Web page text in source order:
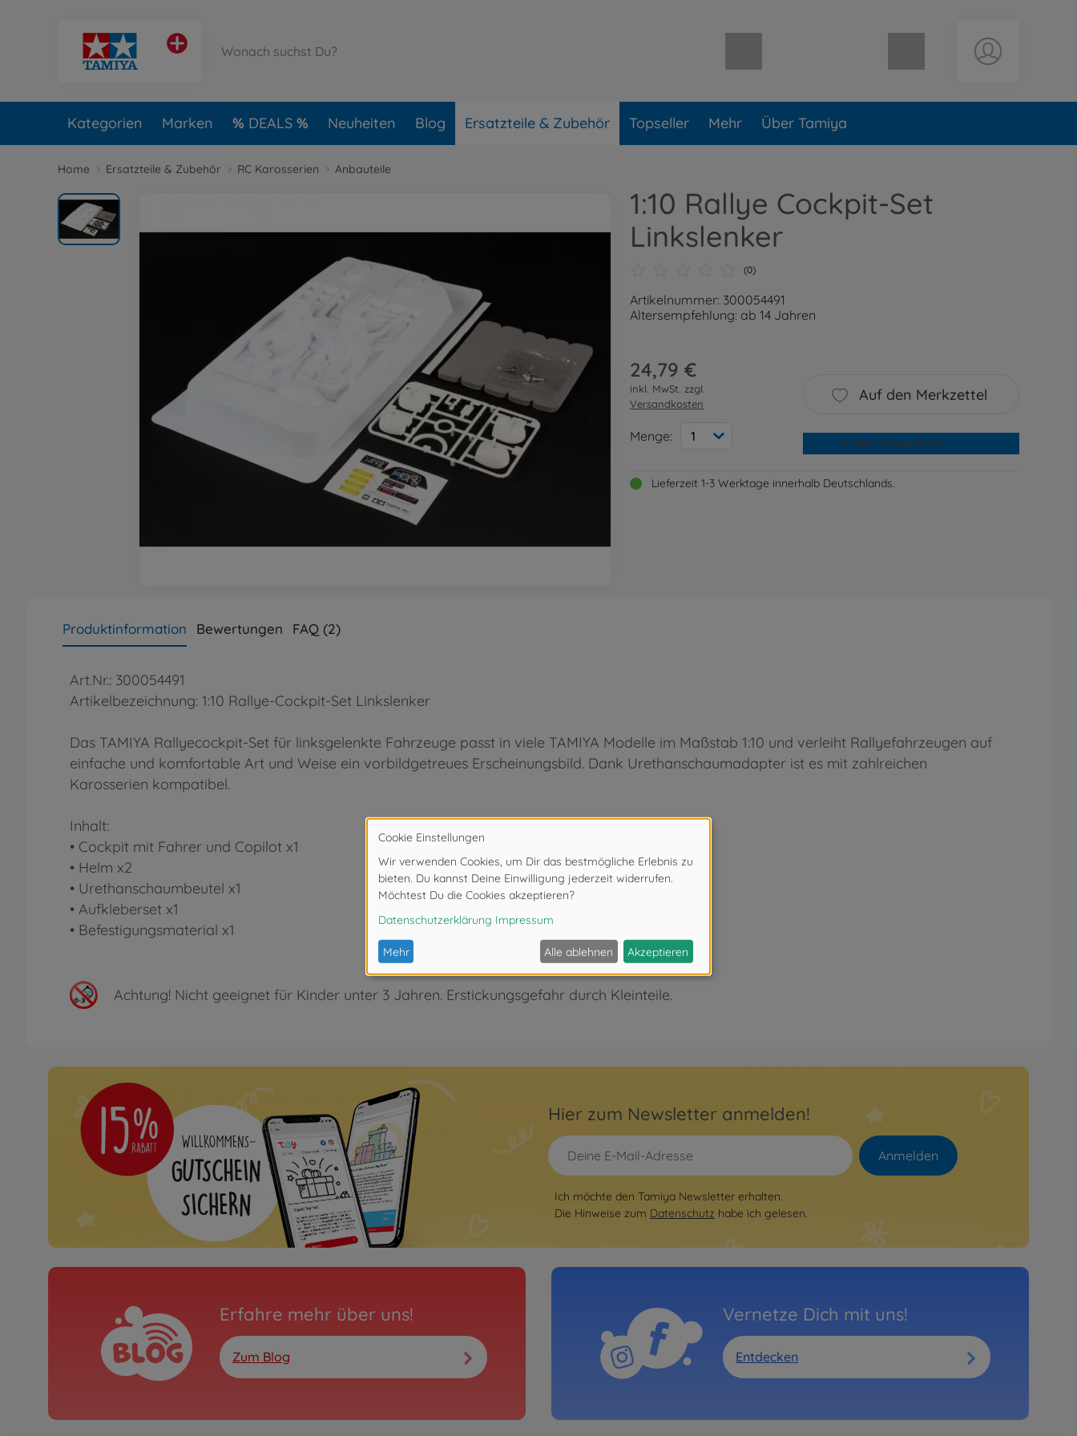
Warenkorb leer
Kategorien Marken DEALS Neuheiten Blog Ersatzteile & Zubehör Topseller Mehr Über Tamiya
Home Ersatzteile & Zubehör RC Karosserien Anbauteile
1:10 Rallye Cockpit-Set
Linkslenker
(0)
Artikelnummer: 300054491
Altersempfehlung: ab 14 Jahren
24,79 €
inkl. MwSt. zzgl.
Versandkosten
Menge: 1
Auf den Merkzettel
In den Warenkorb
Lieferzeit 1-3 Werktage innerhalb Deutschlands.
Produktinformation Bewertungen FAQ (2)
Art.Nr.: 300054491
Artikelbezeichnung: 1:10 Rallye-Cockpit-Set Linkslenker
Das TAMIYA Rallyecockpit-Set für linksgelenkte Fahrzeuge passt in viele TAMIYA Modelle im Maßstab 1:10 und verleiht Rallyefahrzeugen auf
einfache und komfortable Art und Weise ein vorbildgetreues Erscheinungsbild. Dank Urethanschaumadapter ist es mit zahlreichen
Karosserien kompatibel.
Inhalt:
• Cockpit mit Fahrer und Copilot x1
• Helm x2
• Urethanschaumbeutel x1
• Aufkleberset x1
• Befestigungsmaterial x1
Achtung! Nicht geeignet für Kinder unter 3 Jahren. Erstickungsgefahr durch Kleinteile.
Hier zum Newsletter anmelden!
Anmelden
Ich möchte den Tamiya Newsletter erhalten.
Die Hinweise zum Datenschutz habe ich gelesen.
Erfahre mehr über uns!
Zum Blog
Vernetze Dich mit uns!
Entdecken